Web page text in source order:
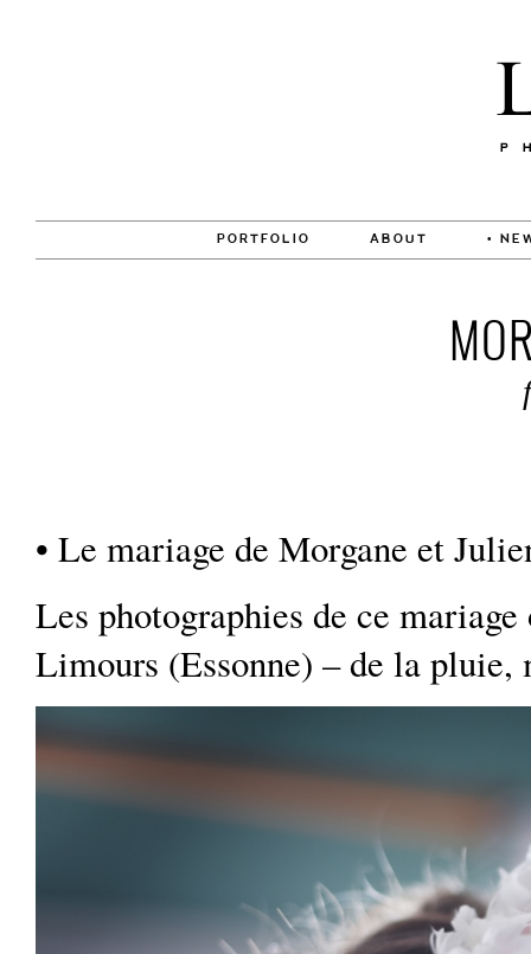
PORTFOLIO ABOUT •
• Le mariage de Morgane et
Les photographies de ce
Limours (Essonne) – de la pluie,